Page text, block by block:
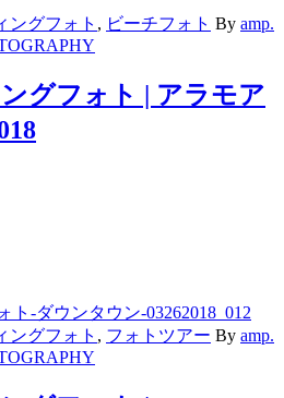
ングフォト , ビーチフォト By amp.
グフォト | アラモア
ングフォト , フォトツアー By amp.